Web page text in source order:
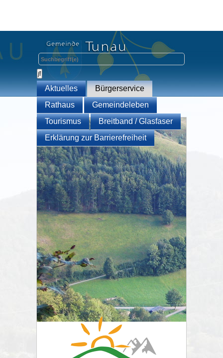
Aktuelles
Bürgerservice
Rathaus
Gemeindeleben
Tourismus
Breitband / Glasfaser
Erklärung zur Barrierefreiheit